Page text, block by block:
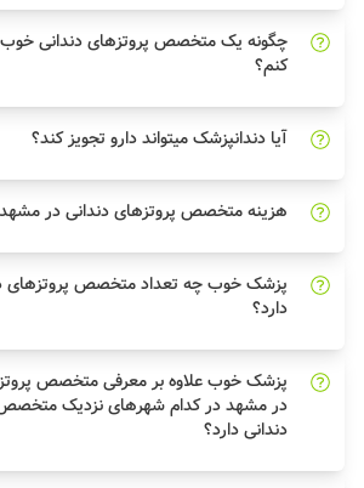
چگونه یک متخصص پروتزهای دندانی
کنم؟
آیا دندانپزشک میتواند دارو تجویز کند؟
هزینه متخصص پروتزهای دندانی در
پزشک خوب چه تعداد متخصص پروتزهای
دارد؟
پزشک خوب علاوه بر معرفی متخصص
در مشهد در کدام شهرهای نزدیک
دندانی دارد؟